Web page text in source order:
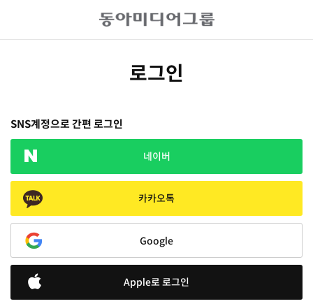
로그인
SNS계정으로 간편 로그인
네이버
카카오톡
Google
Apple로 로그인